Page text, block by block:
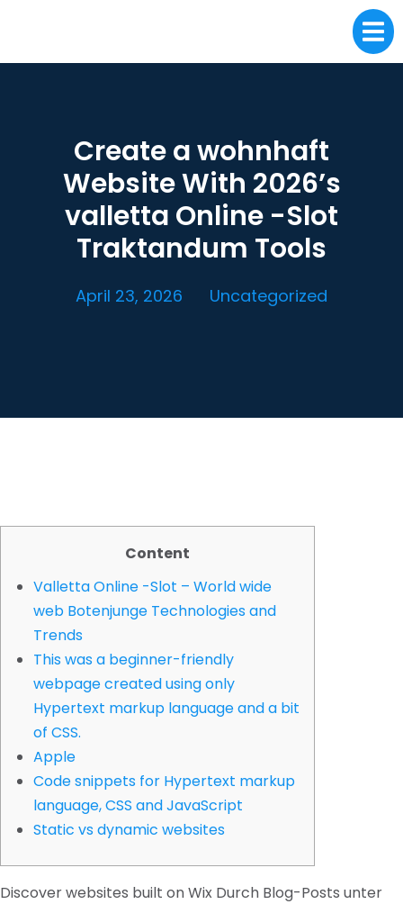
Create a wohnhaft
Website With 2026’s
valletta Online -Slot
Traktandum Tools
April 23, 2026 Uncategorized
Content
Valletta Online -Slot – World wide
web Botenjunge Technologies and
Trends
This was a beginner-friendly
webpage created using only
Hypertext markup language and a bit
of CSS.
Apple
Code snippets for Hypertext markup
language, CSS and JavaScript
Static vs dynamic websites
Discover websites built on Wix Durch Blog-Posts unter